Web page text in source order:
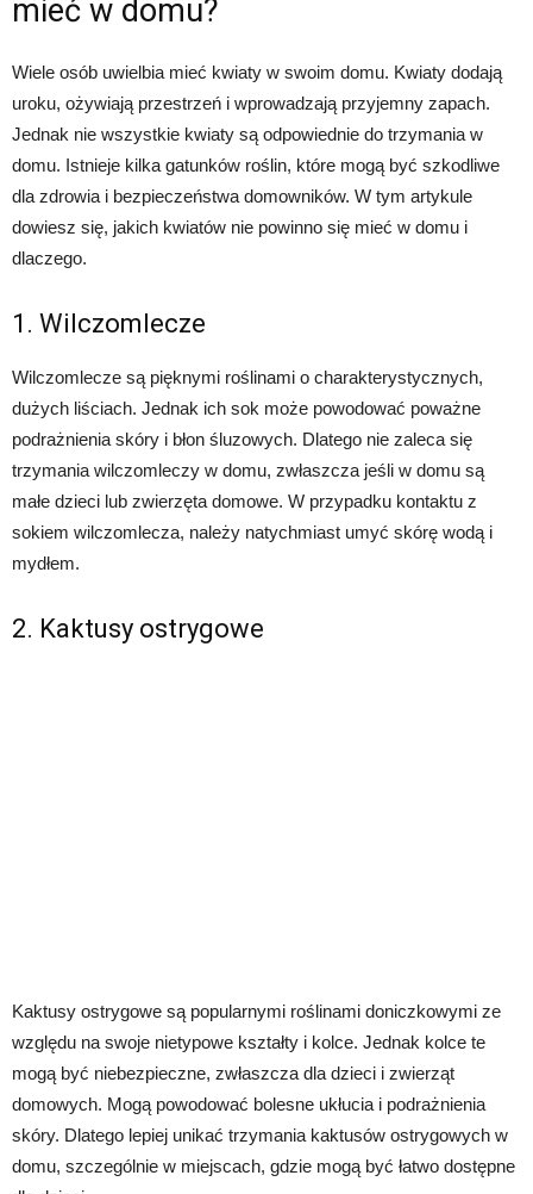
mieć w domu?
Wiele osób uwielbia mieć kwiaty w swoim domu. Kwiaty dodają
uroku, ożywiają przestrzeń i wprowadzają przyjemny zapach.
Jednak nie wszystkie kwiaty są odpowiednie do trzymania w
domu. Istnieje kilka gatunków roślin, które mogą być szkodliwe
dla zdrowia i bezpieczeństwa domowników. W tym artykule
dowiesz się, jakich kwiatów nie powinno się mieć w domu i
dlaczego.
1. Wilczomlecze
Wilczomlecze są pięknymi roślinami o charakterystycznych,
dużych liściach. Jednak ich sok może powodować poważne
podrażnienia skóry i błon śluzowych. Dlatego nie zaleca się
trzymania wilczomleczy w domu, zwłaszcza jeśli w domu są
małe dzieci lub zwierzęta domowe. W przypadku kontaktu z
sokiem wilczomlecza, należy natychmiast umyć skórę wodą i
mydłem.
2. Kaktusy ostrygowe
Kaktusy ostrygowe są popularnymi roślinami doniczkowymi ze
względu na swoje nietypowe kształty i kolce. Jednak kolce te
mogą być niebezpieczne, zwłaszcza dla dzieci i zwierząt
domowych. Mogą powodować bolesne ukłucia i podrażnienia
skóry. Dlatego lepiej unikać trzymania kaktusów ostrygowych w
domu, szczególnie w miejscach, gdzie mogą być łatwo dostępne